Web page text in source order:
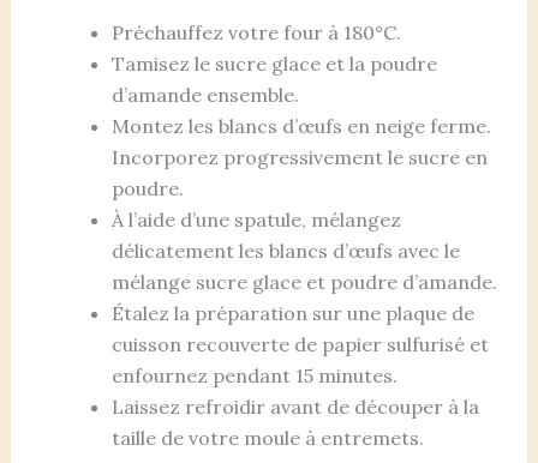
Préchauffez votre four à 180°C.
Tamisez le sucre glace et la poudre
d’amande ensemble.
Montez les blancs d’œufs en neige ferme.
Incorporez progressivement le sucre en
poudre.
À l’aide d’une spatule, mélangez
délicatement les blancs d’œufs avec le
mélange sucre glace et poudre d’amande.
Étalez la préparation sur une plaque de
cuisson recouverte de papier sulfurisé et
enfournez pendant 15 minutes.
Laissez refroidir avant de découper à la
taille de votre moule à entremets.